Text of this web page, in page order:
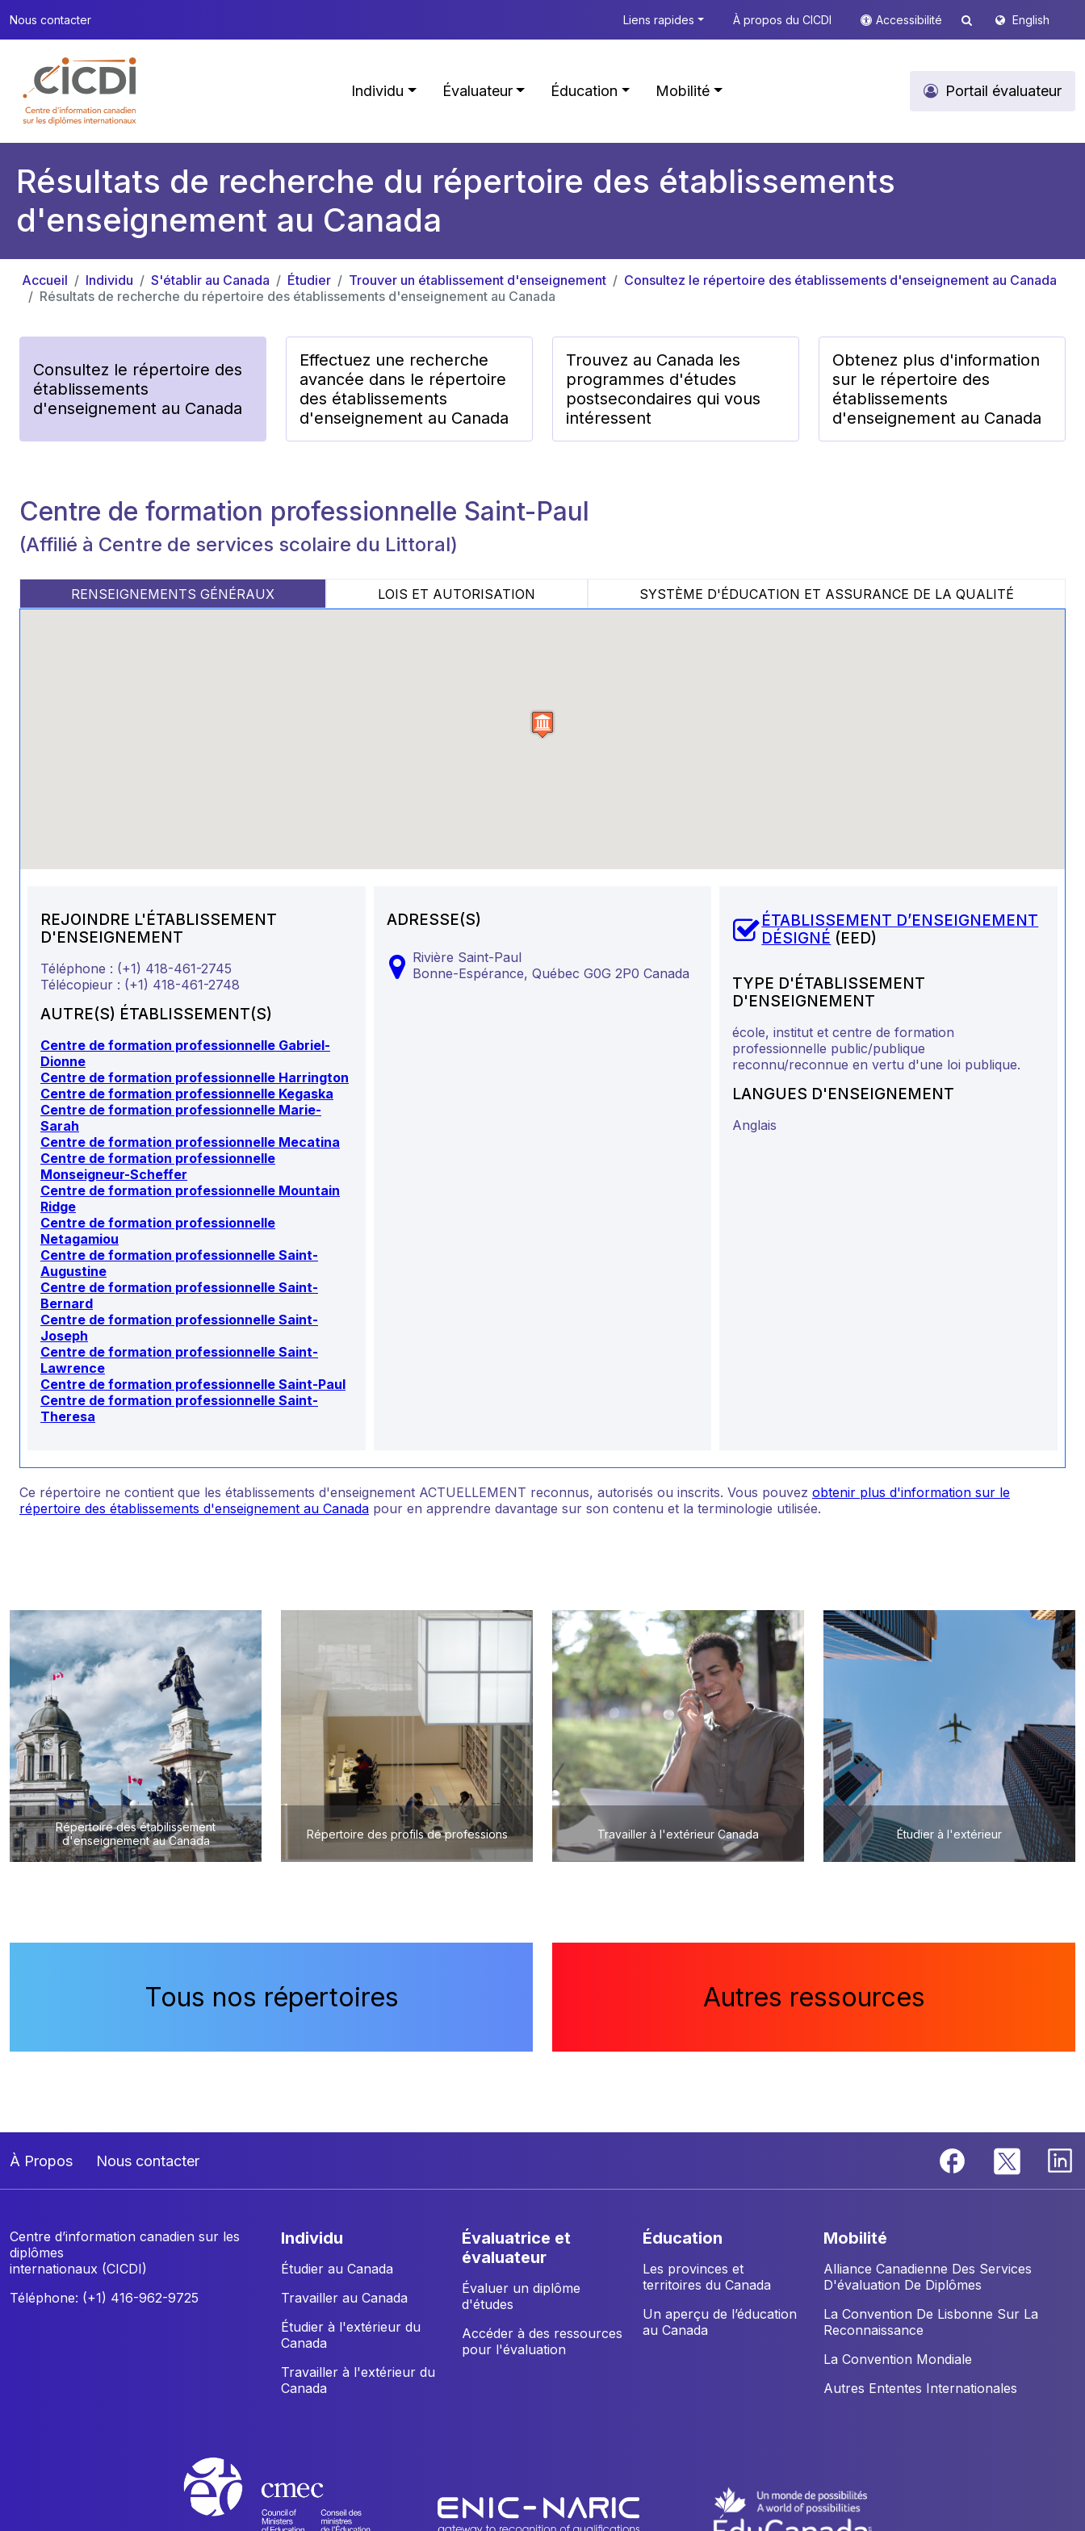
Nous contacter Liens rapides À propos du CICDI Accessibilité English
Individu Évaluateur Éducation Mobilité Portail évaluateur
Résultats de recherche du répertoire des établissements
d'enseignement au Canada
Accueil Individu S'établir au Canada Étudier Trouver un établissement d'enseignement
Consultez le répertoire des établissements d'enseignement au Canada
Résultats de recherche du répertoire des établissements d'enseignement au Canada
Consultez le répertoire des
établissements
d'enseignement au Canada
Effectuez une recherche
avancée dans le répertoire
des établissements
d'enseignement au Canada
Trouvez au Canada les
programmes d'études
postsecondaires qui vous
intéressent
Obtenez plus d'information
sur le répertoire des
établissements
d'enseignement au Canada
Centre de formation professionnelle Saint-Paul
(Affilié à Centre de services scolaire du Littoral)
RENSEIGNEMENTS GÉNÉRAUX LOIS ET AUTORISATION SYSTÈME D'ÉDUCATION ET ASSURANCE DE LA QUALITÉ
REJOINDRE L'ÉTABLISSEMENT
D'ENSEIGNEMENT
Téléphone : (+1) 418-461-2745
Télécopieur : (+1) 418-461-2748
AUTRE(S) ÉTABLISSEMENT(S)
Centre de formation professionnelle Gabriel-
Dionne
Centre de formation professionnelle Harrington
Centre de formation professionnelle Kegaska
Centre de formation professionnelle Marie-
Sarah
Centre de formation professionnelle Mecatina
Centre de formation professionnelle
Monseigneur-Scheffer
Centre de formation professionnelle Mountain
Ridge
Centre de formation professionnelle
Netagamiou
Centre de formation professionnelle Saint-
Augustine
Centre de formation professionnelle Saint-
Bernard
Centre de formation professionnelle Saint-
Joseph
Centre de formation professionnelle Saint-
Lawrence
Centre de formation professionnelle Saint-Paul
Centre de formation professionnelle Saint-
Theresa
ADRESSE(S)
Rivière Saint-Paul
Bonne-Espérance, Québec G0G 2P0 Canada
ÉTABLISSEMENT D’ENSEIGNEMENT
DÉSIGNÉ (EED)
TYPE D'ÉTABLISSEMENT
D'ENSEIGNEMENT
école, institut et centre de formation
professionnelle public/publique
reconnu/reconnue en vertu d'une loi publique.
LANGUES D'ENSEIGNEMENT
Anglais
Ce répertoire ne contient que les établissements d'enseignement ACTUELLEMENT reconnus, autorisés ou inscrits. Vous pouvez obtenir plus d'information sur le
répertoire des établissements d'enseignement au Canada pour en apprendre davantage sur son contenu et la terminologie utilisée.
Répertoire des étabilissement
d'enseignement au Canada
Répertoire des profils de professions Travailler à l'extérieur Canada Étudier à l'extérieur
Tous nos répertoires Autres ressources
À Propos Nous contacter
Centre d’information canadien sur les
diplômes
internationaux (CICDI)
Téléphone: (+1) 416-962-9725
individu
Étudier au Canada
Travailler au Canada
Étudier à l'extérieur du
Canada
Travailler à l'extérieur du
Canada
évaluatrice et
évaluateur
Évaluer un diplôme
d'études
Accéder à des ressources
pour l'évaluation
éducation
Les provinces et
territoires du Canada
Un aperçu de l’éducation
au Canada
mobilité
Alliance Canadienne Des Services
D'évaluation De Diplômes
La Convention De Lisbonne Sur La
Reconnaissance
La Convention Mondiale
Autres Ententes Internationales